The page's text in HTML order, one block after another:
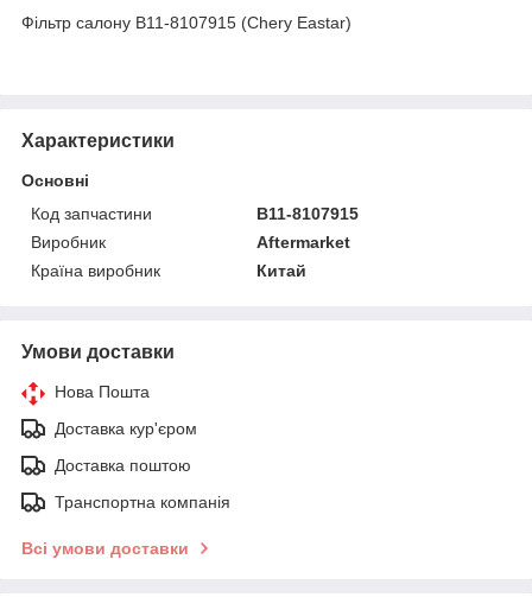
Фільтр салону B11-8107915 (Chery Eastar)
Характеристики
Основні
Код запчастини
B11-8107915
Виробник
Aftermarket
Країна виробник
Китай
Умови доставки
Нова Пошта
Доставка кур'єром
Доставка поштою
Транспортна компанія
Всі умови доставки